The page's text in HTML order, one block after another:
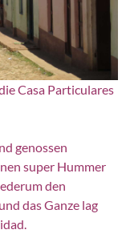
Casa Particulares
genossen
super Hummer
den
das Ganze lag